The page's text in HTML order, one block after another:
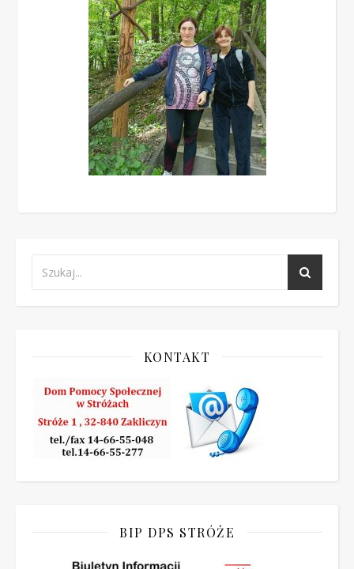
KONTAKT
BIP DPS STRÓŻE